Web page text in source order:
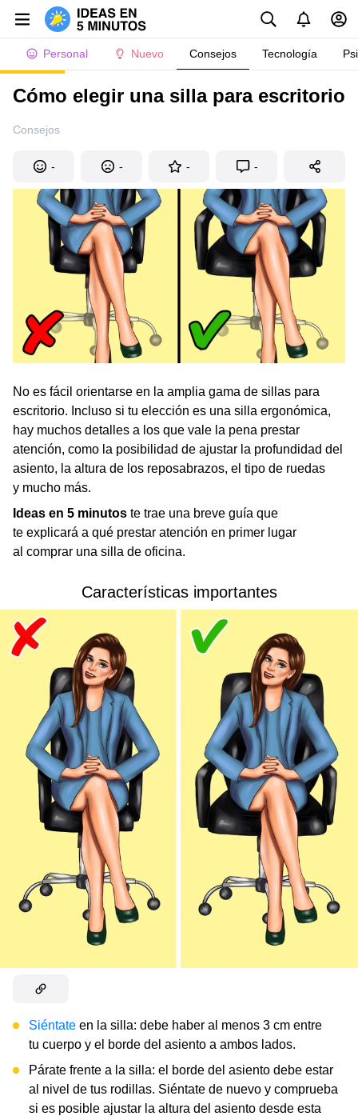
Personal Nuevo Consejos Tecnología
Cómo elegir una silla para escritorio
Consejos
- - - -
No es fácil orientarse en la amplia gama de sillas para
escritorio. Incluso si tu elección es una silla ergonómica,
hay muchos detalles a los que vale la pena prestar
atención, como la posibilidad de ajustar la profundidad del
asiento, la altura de los reposabrazos, el tipo de ruedas
y mucho más.
Ideas en 5 minutos te trae una breve guía que
te explicará a qué prestar atención en primer lugar
al comprar una silla de oficina.
Características importantes
Siéntate en la silla: debe haber al menos 3 cm entre
tu cuerpo y el borde del asiento a ambos lados.
Párate frente a la silla: el borde del asiento debe estar
al nivel de tus rodillas. Siéntate de nuevo y comprueba
si es posible ajustar la altura del asiento desde esta